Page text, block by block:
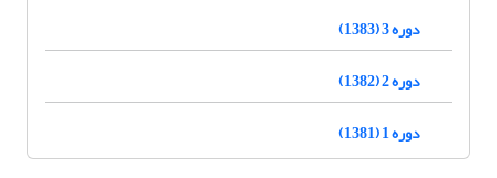
دوره 3 (1383)
دوره 2 (1382)
دوره 1 (1381)